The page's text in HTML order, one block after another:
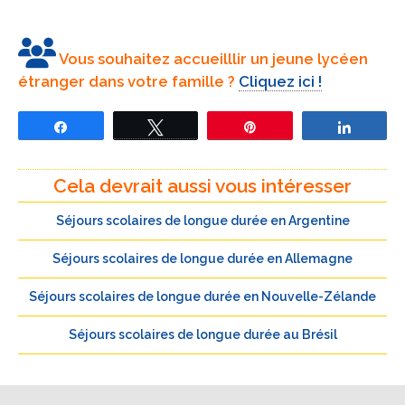
Le quotidien à Sainte-Lucie
Les familles d’accueil à Sainte-Lucie
Le lycée à Sainte Lucie
L’éducation est particulièrement valorisée à
Sainte-Lucie. Le système éducatif suit d’assez
près le modèle britannique. L’alphabétisation là-
généralement considéré comme une priorité.
Vous souhaitez accueilllir un jeune lycéen
étranger dans votre famille ? Cliquez ici !
Cela devrait aussi vous intéresser
Séjours scolaires de longue durée en Argentine
Séjours scolaires de longue durée en Allemagne
Séjours scolaires de longue durée en Nouvelle-Zélande
Séjours scolaires de longue durée au Brésil